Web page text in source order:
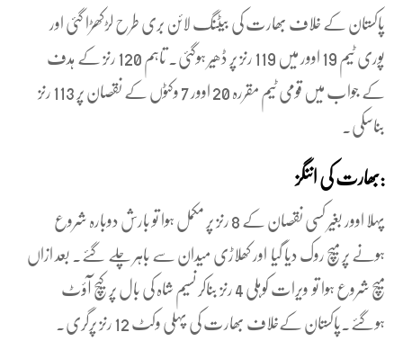
پاکستان کے خلاف بھارت کی بیٹنگ لائن بری طرح لڑکھڑا گئی اور
پوری ٹیم 19 اوور میں 119 رنز پر ڈھیر ہوگئی۔ تاہم 120 رنز کے ہدف
کے جواب میں قومی ٹیم مقررہ 20 اوور 7 وکٹوں کے نقصان پر 113 رنز
بناسکی۔
بھارت کی اننگز:
پہلا اوور بغیر کسی نقصان کے 8 رنز پر مکمل ہوا تو بارش دوبارہ شروع
ہونے پر میچ روک دیا گیا اور کھلاڑی میدان سے باہر چلے گئے۔ بعد ازاں
میچ شروع ہوا تو ویرات کوہلی 4 رنز بناکر نسیم شاہ کی بال پر کیچ آؤٹ
ہوگئے۔پاکستان کےخلاف بھارت کی پہلی وکٹ 12 رنز پرگری۔